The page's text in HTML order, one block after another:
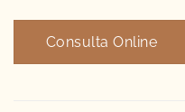
Consulta Online